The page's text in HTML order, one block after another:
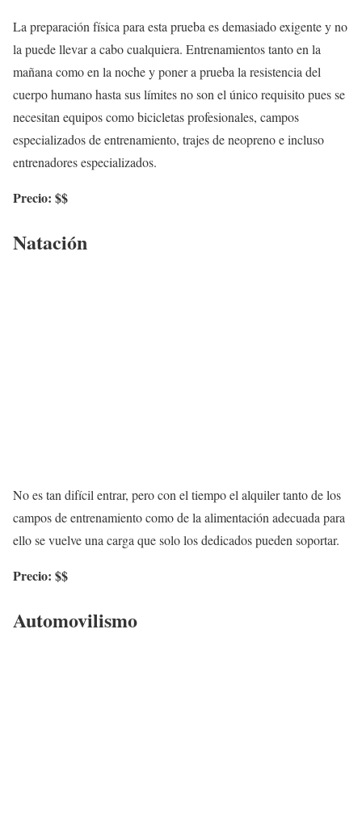
La preparación física para esta prueba es demasiado exigente y no
la puede llevar a cabo cualquiera. Entrenamientos tanto en la
mañana como en la noche y poner a prueba la resistencia del
cuerpo humano hasta sus límites no son el único requisito pues se
necesitan equipos como bicicletas profesionales, campos
especializados de entrenamiento, trajes de neopreno e incluso
entrenadores especializados.
Precio: $$
Natación
No es tan difícil entrar, pero con el tiempo el alquiler tanto de los
campos de entrenamiento como de la alimentación adecuada para
ello se vuelve una carga que solo los dedicados pueden soportar.
Precio: $$
Automovilismo